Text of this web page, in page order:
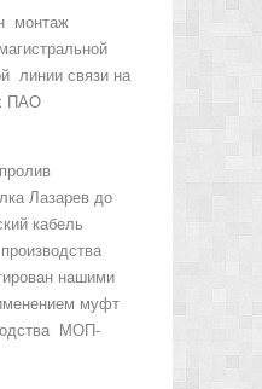
монтаж
линии связи на
ПАО
Лазарев до
кабель
нашими
муфт
МОП-